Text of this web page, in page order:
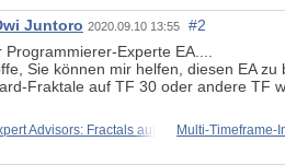
Juntoro 2020.09.10 13:55
#2
Programmierer-Experte EA....
Sie können mir helfen, diesen EA
Fraktale auf TF 30 oder andere TF
Advisors: Fractals auf Multi-Timeframe-